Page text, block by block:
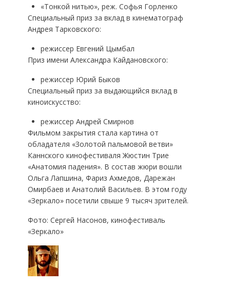
«Тонкой нитью», реж. Софья Горленко
Специальный приз за вклад в кинематограф
Андрея Тарковского:
режиссер Евгений Цымбал
Приз имени Александра Кайдановского:
режиссер Юрий Быков
Специальный приз за выдающийся вклад в
киноискусство:
режиссер Андрей Смирнов
Фильмом закрытия стала картина от
обладателя «Золотой пальмовой ветви»
Каннского кинофестиваля Жюстин Трие
«Анатомия падения». В состав жюри вошли
Ольга Лапшина, Фариз Ахмедов, Дарежан
Омирбаев и Анатолий Васильев. В этом году
«Зеркало» посетили свыше 9 тысяч зрителей.
Фото: Сергей Насонов, кинофестиваль
«Зеркало»